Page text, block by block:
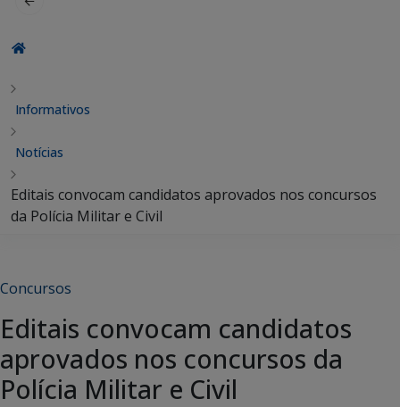
Informativos
Notícias
Editais convocam candidatos aprovados nos concursos
da Polícia Militar e Civil
Concursos
Editais convocam candidatos
aprovados nos concursos da
Polícia Militar e Civil